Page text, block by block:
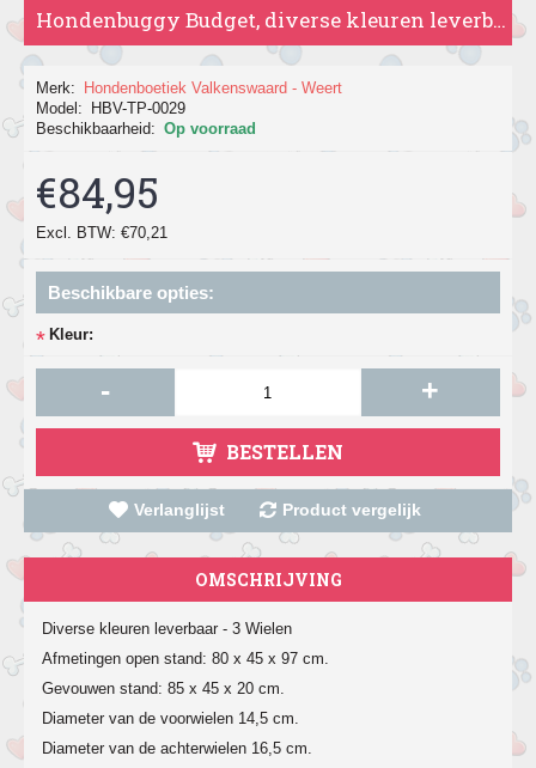
Hondenbuggy Budget, diverse kleuren leverbaar.
Merk:
Hondenboetiek Valkenswaard - Weert
Model:
HBV-TP-0029
Beschikbaarheid: Op voorraad
€84,95
Excl. BTW: €70,21
Beschikbare opties:
* Kleur:
- +
BESTELLEN
Verlanglijst Product vergelijk
OMSCHRIJVING
Diverse kleuren leverbaar - 3 Wielen
Afmetingen open stand: 80 x 45 x 97 cm.
Gevouwen stand: 85 x 45 x 20 cm.
Diameter van de voorwielen 14,5 cm.
Diameter van de achterwielen 16,5 cm.